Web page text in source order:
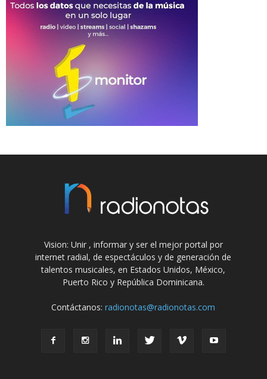
Vision: Unir , informar y ser el mejor portal por
internet radial, de espectáculos y de generación de
talentos musicales, en Estados Unidos, México,
Puerto Rico y República Dominicana.
Contáctanos:radionotas@radionotas.com